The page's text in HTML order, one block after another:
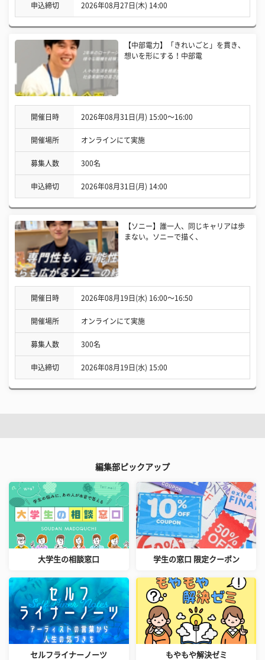
申込締切 2026年08月27日(木) 14:00
【中部電力】「きれいごと」を貫き、
想いを形にする！中部電
開催日時 2026年08月31日(月) 15:00〜16:00
開催場所 オンラインにて実施
募集人数 300名
申込締切 2026年08月31日(月) 14:00
【ソニー】誰一人、同じキャリアは歩
まない。ソニーで描く、
開催日時 2026年08月19日(水) 16:00〜16:50
開催場所 オンラインにて実施
募集人数 300名
申込締切 2026年08月19日(水) 15:00
編集部ピックアップ
大学生の相談窓口 学生の窓口 限定クーポン
セルフライナーノーツ もやもや解決ゼミ